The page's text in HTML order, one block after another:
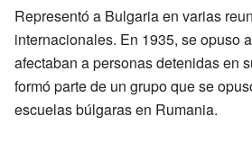
Representó a Bulgaria en varias
internacionales. En 1935, se opuso
afectaban a personas detenidas en
formó parte de un grupo que se
escuelas búlgaras en Rumania.